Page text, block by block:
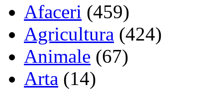
Afaceri (459)
Agricultura (424)
Animale (67)
Arta (14)